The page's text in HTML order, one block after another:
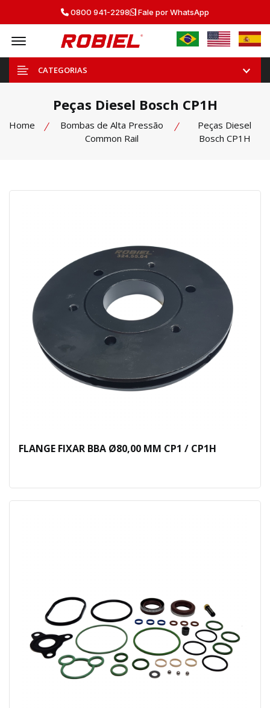
0800 941-2298 Fale por WhatsApp
Offcanvas Menu Open
CATEGORIAS
Peças Diesel Bosch CP1H
Home
Bombas de Alta Pressão
Common Rail
Peças Diesel
Bosch CP1H
FLANGE FIXAR BBA Ø80,00 MM CP1 / CP1H